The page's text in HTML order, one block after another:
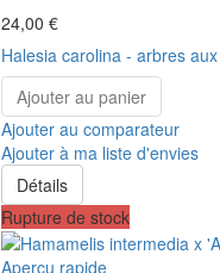
24,00 €
Halesia carolina - arbres
Ajouter au panier
Ajouter au comparateur
Ajouter à ma liste d'envies
Détails
Rupture de stock
Aperçu rapide